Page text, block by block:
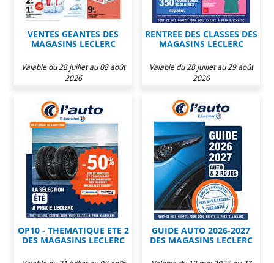
VENTES GEANTES DES
MAGASINS LECLERC
Valable du 28 juillet au 08 août
2026
RENTREE DES CLASSES DES
MAGASINS LECLERC
Valable du 28 juillet au 29 août
2026
OP10 - THEMATIQUE ETE 2
DES MAGASINS LECLERC
GUIDE AUTO 2026-2027
DES MAGASINS LECLERC